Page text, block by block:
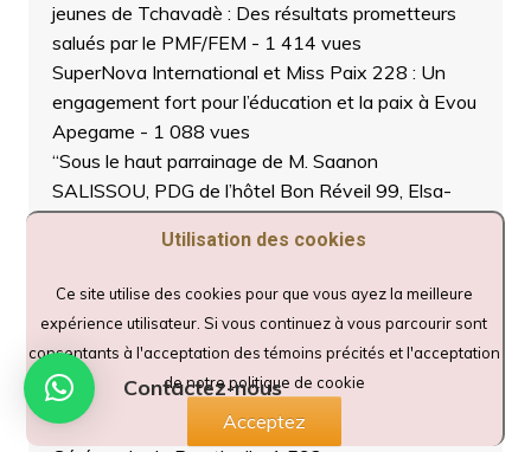
jeunes de Tchavadè : Des résultats prometteurs
salués par le PMF/FEM - 1 414 vues
SuperNova International et Miss Paix 228 : Un
engagement fort pour l’éducation et la paix à Evou
Apegame - 1 088 vues
“Sous le haut parrainage de M. Saanon
SALISSOU, PDG de l’hôtel Bon Réveil 99, Elsa-
Communication et ses partenaires vous invitent à
la 3e édition de la Nuit de la Fraternité à Sokodé !
Sokodé : Inauguration du SOLIM PALACE
STADIUM, Nouveau Temple du Football.
vues
“Sokodé Rayonne de Succès : La Médiathèque
Honore les nouveaux Diplômés dans une
Utilisation des cookies
Ce site utilise des cookies pour que vous ayez la meilleure
expérience utilisateur. Si vous continuez à vous parcourir sont
consentants à l'acceptation des témoins précités et l'acceptation
de notre politique de cookie
Acceptez
Contactez-nous